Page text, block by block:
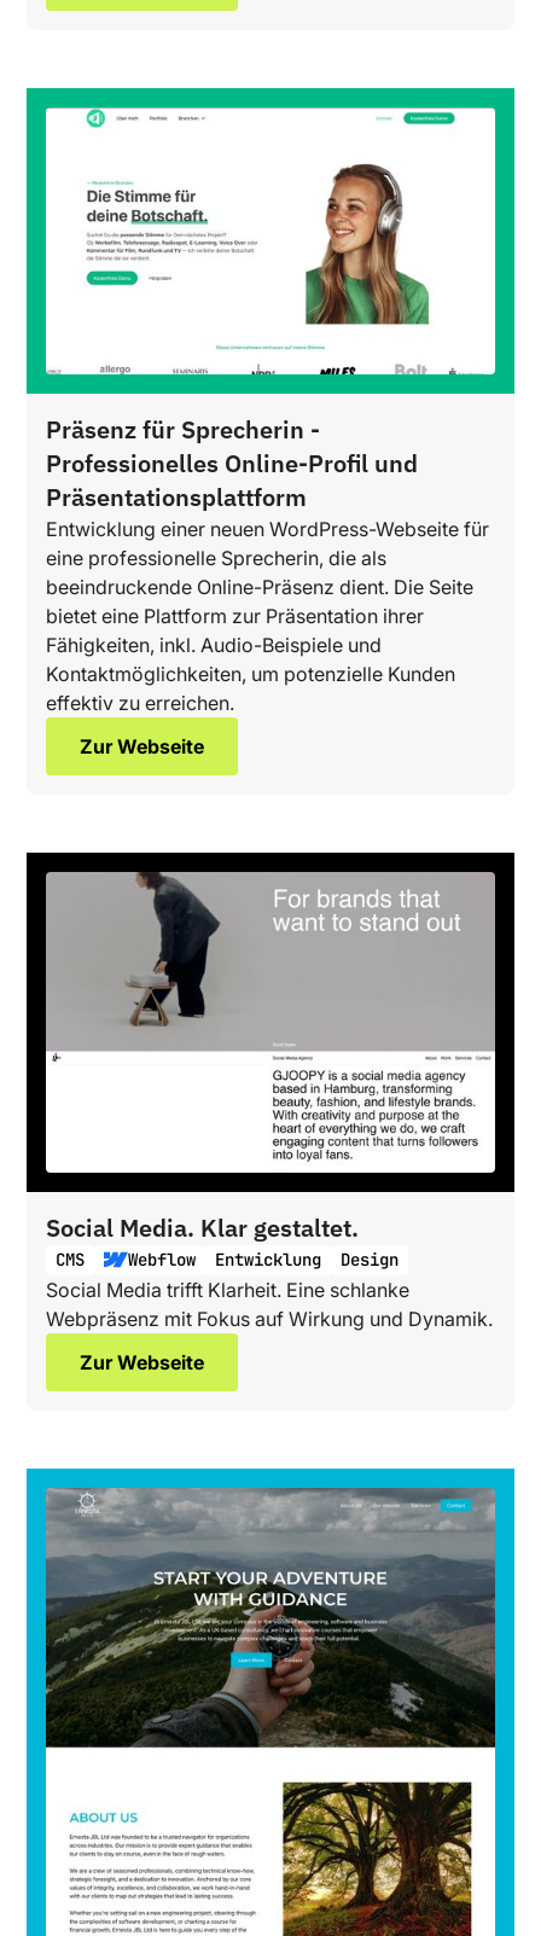
Präsenz für Sprecherin -
Professionelles Online-Profil und
Präsentationsplattform
Entwicklung einer neuen WordPress-Webseite für
eine professionelle Sprecherin, die als
beeindruckende Online-Präsenz dient. Die Seite
bietet eine Plattform zur Präsentation ihrer
Fähigkeiten, inkl. Audio-Beispiele und
Kontaktmöglichkeiten, um potenzielle Kunden
effektiv zu erreichen.
Zur Webseite
Social Media. Klar gestaltet.
CMS Webflow Entwicklung Design
Social Media trifft Klarheit. Eine schlanke
Webpräsenz mit Fokus auf Wirkung und Dynamik.
Zur Webseite